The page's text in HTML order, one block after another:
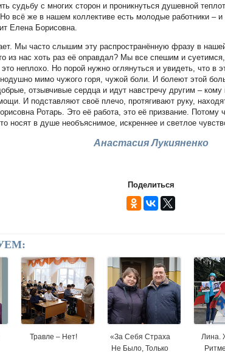
судьбу с многих сторон и проникнуться душевной
всё же в нашем коллективе есть молодые работники –
Елена Борисовна.
Мы часто слышим эту распространённую фразу в
из нас хоть раз её оправдал? Мы все спешим и
неплохо. Но порой нужно оглянуться и увидеть, что в
мимо чужого горя, чужой боли. И болеют этой
отзывчивые сердца и идут навстречу другим –
И подставляют своё плечо, протягивают руку,
Ротарь. Это её работа, это её призвание. Потому
носят в душе необъяснимое, искреннее и светлое
Анастасия Лукияненко
Поделиться
Травле – Нет!
«За Себя Страха
Не Было, Только
Лина.